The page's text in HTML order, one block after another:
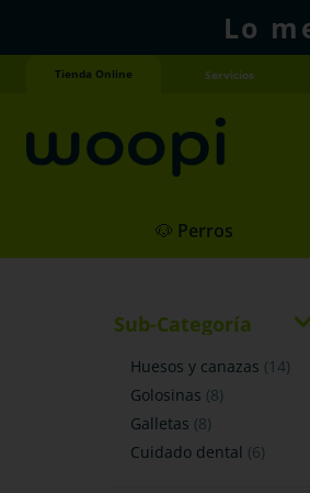
Lo
Tienda Online Servicios
🐶 Perros
Sub-Categoría
huesos y canazas (14)
golosinas (8)
galletas (8)
cuidado dental (6)